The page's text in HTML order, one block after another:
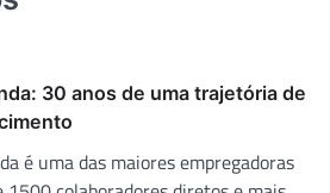
30 anos de uma trajetória de
é uma das maiores empregadoras